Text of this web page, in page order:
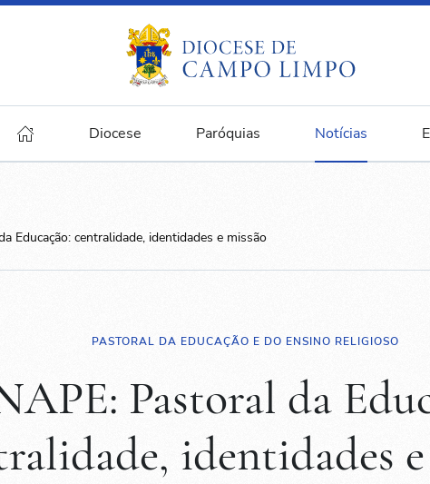
Diocese Paróquias Notícias
Educação: centralidade, identidades e missão
PASTORAL DA EDUCAÇÃO E DO ENSINO RELIGIOSO
Pastoral da
identidades